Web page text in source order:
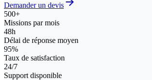
Demander un devis
500+
Missions par mois
48h
Délai de réponse moyen
95%
Taux de satisfaction
24/7
Support disponible